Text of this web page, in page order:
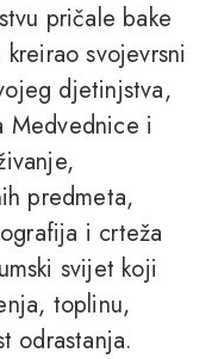
pričale bake
svojevrsni
djetinjstva,
Medvednice i
predmeta,
i crteža
svijet koji
toplinu,
odrastanja.